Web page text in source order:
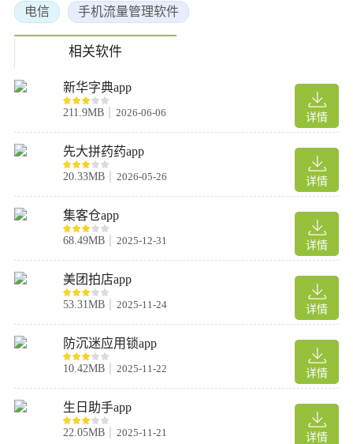
常见问题
问：所有电信套餐的定向流量APP都一样吗?
答：不完全一样。虽然主流应用覆盖较全，但不同套餐、不同地
区、不同时间办理的卡，其定向流量范围可能存在细微差异。所
以，务必以你自己查询到的清单为准!
答：当你使用手机上网时，系统会优先消耗定向流量。只有在使用
非免流应用，或者免流应用中有不免流的内容时，才会开始扣除你
的通用流量。
答：这取决于你的套餐规则。如果此时你使用的是免流APP内的免
流内容，并且定向流量额度未用完，那么可以继续使用。但一旦触
发了任何需要通用流量的操作(如看广告、跳转等)，而你的通用流
量已用完，就可能会产生额外费用或网络受限。
电信 手机流量管理软件
相关软件
详情
新华字典app
211.9MB 2026-06-06
详情
先大拼药药app
20.33MB 2026-05-26
详情
集客仓app
68.49MB 2025-12-31
详情
美团拍店app
53.31MB 2025-11-24
详情
防沉迷应用锁app
10.42MB 2025-11-22
详情
生日助手app
22.05MB 2025-11-21